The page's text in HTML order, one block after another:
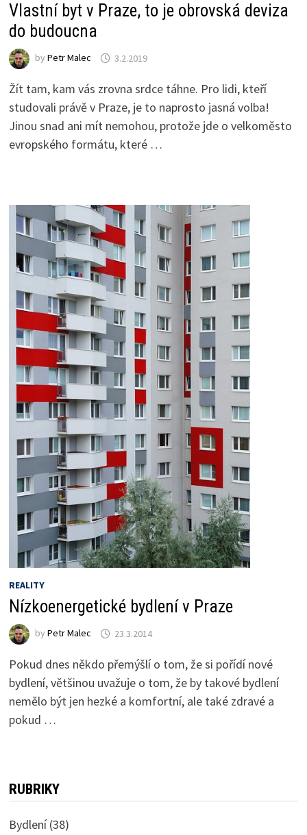
Vlastní byt v Praze, to je obrovská deviza
do budoucna
by Petr Malec 3.2.2019
Žít tam, kam vás zrovna srdce táhne. Pro lidi, kteří
studovali právě v Praze, je to naprosto jasná volba!
Jinou snad ani mít nemohou, protože jde o velkoměsto
evropského formátu, které …
REALITY
Nízkoenergetické bydlení v Praze
by Petr Malec 23.3.2014
Pokud dnes někdo přemýšlí o tom, že si pořídí nové
bydlení, většinou uvažuje o tom, že by takové bydlení
nemělo být jen hezké a komfortní, ale také zdravé a
pokud …
RUBRIKY
Bydlení(38)